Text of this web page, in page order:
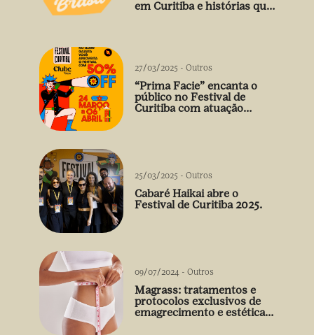
em Curitiba e histórias que
27/03/2025 - Outros
“Prima Facie” encanta o
público no Festival de
Curitiba com atuação
25/03/2025 - Outros
Cabaré Haikai abre o
Festival de Curitiba 2025.
09/07/2024 - Outros
Magrass: tratamentos e
protocolos exclusivos de
emagrecimento e estética